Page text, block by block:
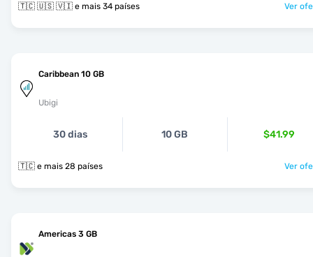
🇹🇨 🇺🇸 🇻🇮 e mais 34 países Ver
Caribbean 10 GB
Ubigi
30 dias 10 GB $41.99
🇹🇨 e mais 28 países Ver
Americas 3 GB